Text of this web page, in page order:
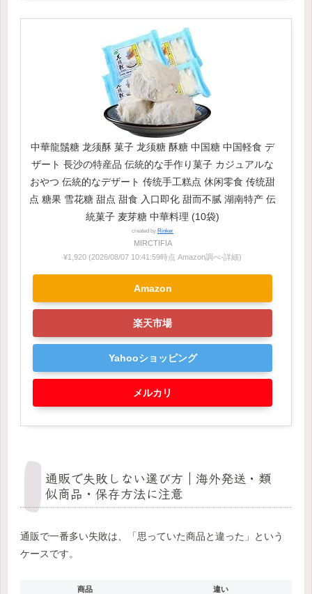
中華龍鬚糖 龙须酥 菓子 龙须糖 酥糖 中国糖 中国軽食 デ
ザート 長沙の特産品 伝統的な手作り菓子 カジュアルな
おやつ 伝統的なデザート 传统手工糕点 休闲零食 传统甜
点 糖果 雪花糖 甜点 甜食 入口即化 甜而不腻 湖南特产 伝
統菓子 麦芽糖 中華料理 (10袋)
created by Rinker
MIRCTIFIA
¥1,920 (2026/08/07 10:41:59時点 Amazon調べ-詳細)
Amazon
楽天市場
Yahooショッピング
メルカリ
通販で失敗しない選び方｜海外発送・類
似商品・保存方法に注意
通販で一番多い失敗は、「思っていた商品と違った」という
ケースです。
商品 違い